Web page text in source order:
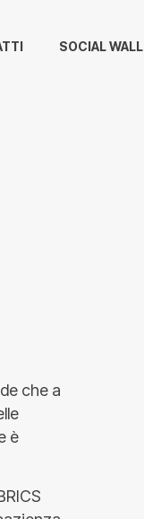
SOCIAL WALL
che a
è